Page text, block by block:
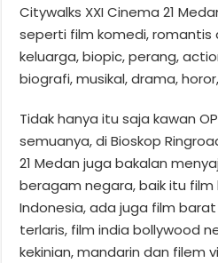
Citywalks XXI Cinema 21
seperti film komedi,
keluarga, biopic, perang,
biografi, musikal, drama,
Tidak hanya itu saja kawan
semuanya, di Bioskop
21 Medan juga bakalan
beragam negara, baik itu
Indonesia, ada juga film
terlaris, film india bollywood
kekinian, mandarin dan filem